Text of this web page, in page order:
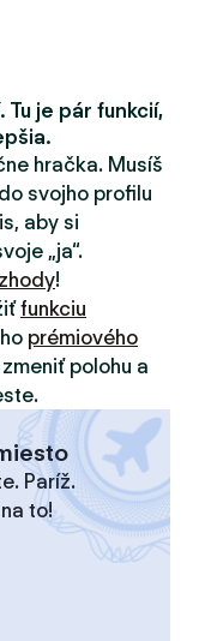
je pár funkcií,
hračka. Musíš
svojho profilu
aby si
„ja“.
zhody!
funkciu
prémiového
polohu a
Paríž.
to!